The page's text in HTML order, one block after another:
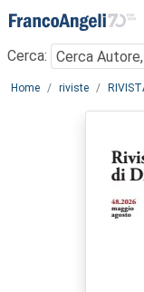
Menu
Cerca:
Main content
Home riviste